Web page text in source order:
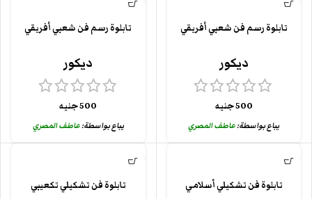
تابلوة رسم فن شعبي أفريقي
ديكور
500جنيه
يباع بواسطة:عاطف المصري
تابلوة رسم فن شعبي أفريقي
ديكور
500جنيه
يباع بواسطة:عاطف المصري
تابلوة فن تشكيلي أسلامي
تابلوة فن تشكيلي تكعيبي